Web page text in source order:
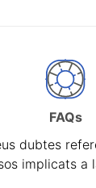
FAQs
dubtes
implicats a